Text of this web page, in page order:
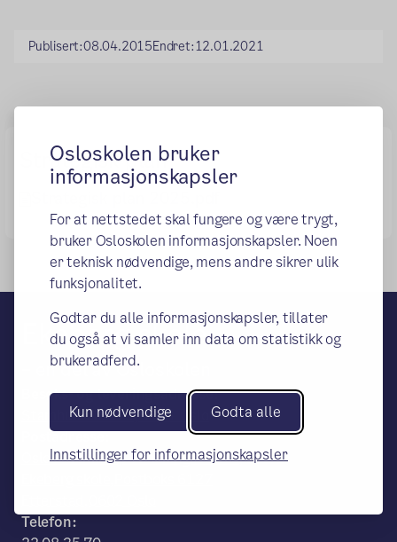
Osloskolen bruker
informasjonskapsler
For at nettstedet skal fungere og være trygt,
bruker Osloskolen informasjonskapsler. Noen
er teknisk nødvendige, mens andre sikrer ulik
funksjonalitet.
Godtar du alle informasjonskapsler, tillater
du også at vi samler inn data om statistikk og
brukeradferd.
Kun nødvendige Godta alle
Innstillinger for informasjonskapsler
Publisert:08.04.2015Endret:12.01.2021
Strategisk plan
Ekeberg skole
– en del av Osloskolen
Besøks- og leveringsadresse:
Stamhusveien 79, 1181 Oslo
Postadresse:
Oslo Kommune,Utdanningsetaten,
Telefon: